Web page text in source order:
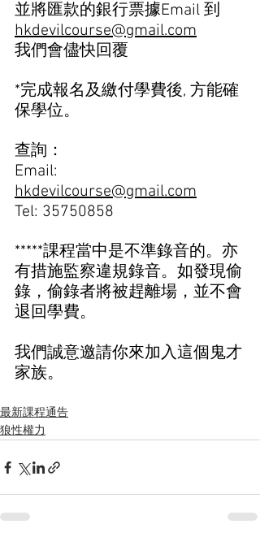
並將匯款的銀行票據Email 到
hkdevilcourse@gmail.com
我們會儘快回覆
*完成報名及繳付學費後, 方能確
保學位。
查詢：
Email:
hkdevilcourse@gmail.com
Tel: 35750858
*****課程當中是不準錄音的。亦
有措施監察違規錄音。如發現偷
錄，偷錄者將被趕離場，並不會
退回學費。
我們誠意邀請你來加入這個鬼才
家族。
最新課程通告
狼性權力